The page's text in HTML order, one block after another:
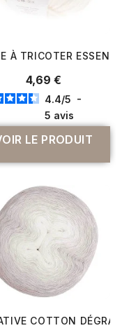
WOOL CHUNKY -
À TRICOTER
4,69 €
4.4/5 -
5 avis
LE PRODUIT
ET ÉTOLE -
COTTON